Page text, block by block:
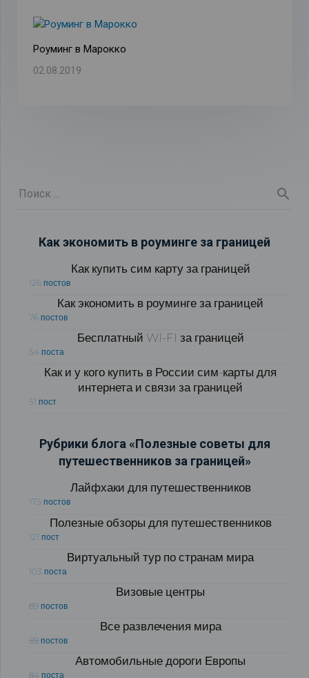
Роуминг в Марокко
02.08.2019
Как экономить в роуминге за границей
Как купить сим карту за границей
126 постов
Как экономить в роуминге за границей
76 постов
Бесплатный WI-FI за границей
54 поста
Как и у кого купить в России сим-карты для
интернета и связи за границей
51 пост
Рубрики блога «Полезные советы для
путешественников за границей»
Лайфхаки для путешественников
175 постов
Полезные обзоры для путешественников
121 пост
Виртуальный тур по странам мира
103 поста
Визовые центры
89 постов
Все развлечения мира
88 постов
Автомобильные дороги Европы
84 поста